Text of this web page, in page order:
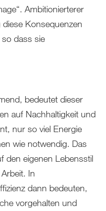
Ambitionierterer
Konsequenzen
dass sie
bedeutet dieser
auf Nachhaltigkeit und
nur so viel Energie
wie notwendig. Das
den eigenen Lebensstil
In
dann bedeuten,
vorgehalten und